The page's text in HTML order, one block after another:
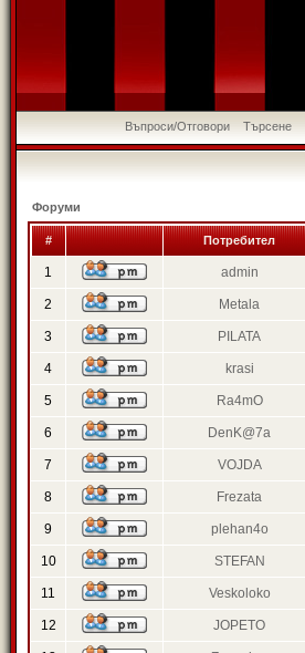
Въпроси/Отговори Търсене
Форуми
# Потребител
1 admin
2 Metala
3 PILATA
4 krasi
5 Ra4mO
6 DenK@7a
7 VOJDA
8 Frezata
9 plehan4o
10 STEFAN
11 Veskoloko
12 JOPETO